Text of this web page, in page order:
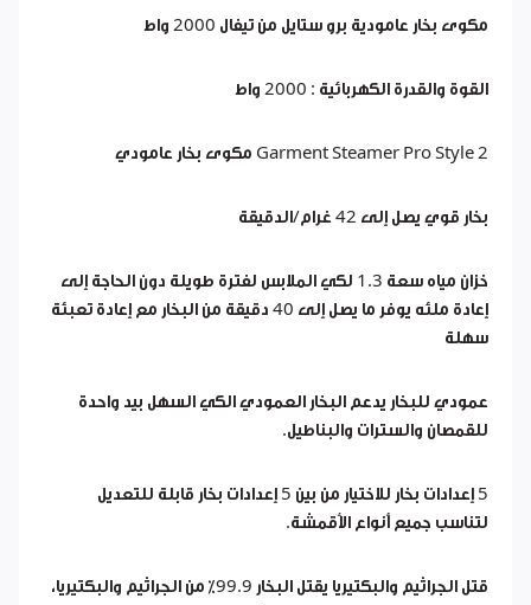
مكوى بخار عامودية برو ستايل من تيفال 2000 واط
القوة والقدرة الكهربائية : 2000 واط
Garment Steamer Pro Style 2 مكوى بخار عامودي
بخار قوي يصل إلى 42 غرام/الدقيقة
خزان مياه سعة 1.3 لكي الملابس لفترة طويلة دون الحاجة إلى
إعادة ملئه يوفر ما يصل إلى 40 دقيقة من البخار مع إعادة تعبئة
سهلة
عمودي للبخار يدعم البخار العمودي الكي السهل بيد واحدة
للقمصان والسترات والبناطيل.
5 إعدادات بخار للاختيار من بين 5 إعدادات بخار قابلة للتعديل
لتناسب جميع أنواع الأقمشة.
قتل الجراثيم والبكتيريا يقتل البخار 99.9٪ من الجراثيم والبكتيريا،